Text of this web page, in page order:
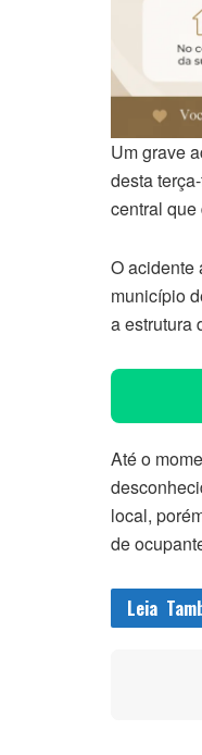
Um grave
desta
central
O acidente
município
a estrutura
Até o
local,
de
Leia